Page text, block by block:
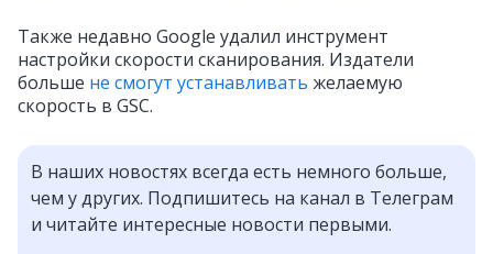
Также недавно Google удалил инструмент
настройки скорости сканирования. Издатели
больше не смогут устанавливать желаемую
скорость в GSC.
В наших новостях всегда есть немного больше,
чем у других. Подпишитесь на канал в Телеграм
и читайте интересные новости первыми.